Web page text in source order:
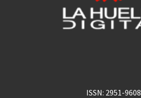
ISSN: 2951-9608